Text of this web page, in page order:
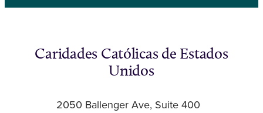
Caridades Católicas de Estados
Unidos
2050 Ballenger Ave, Suite 400